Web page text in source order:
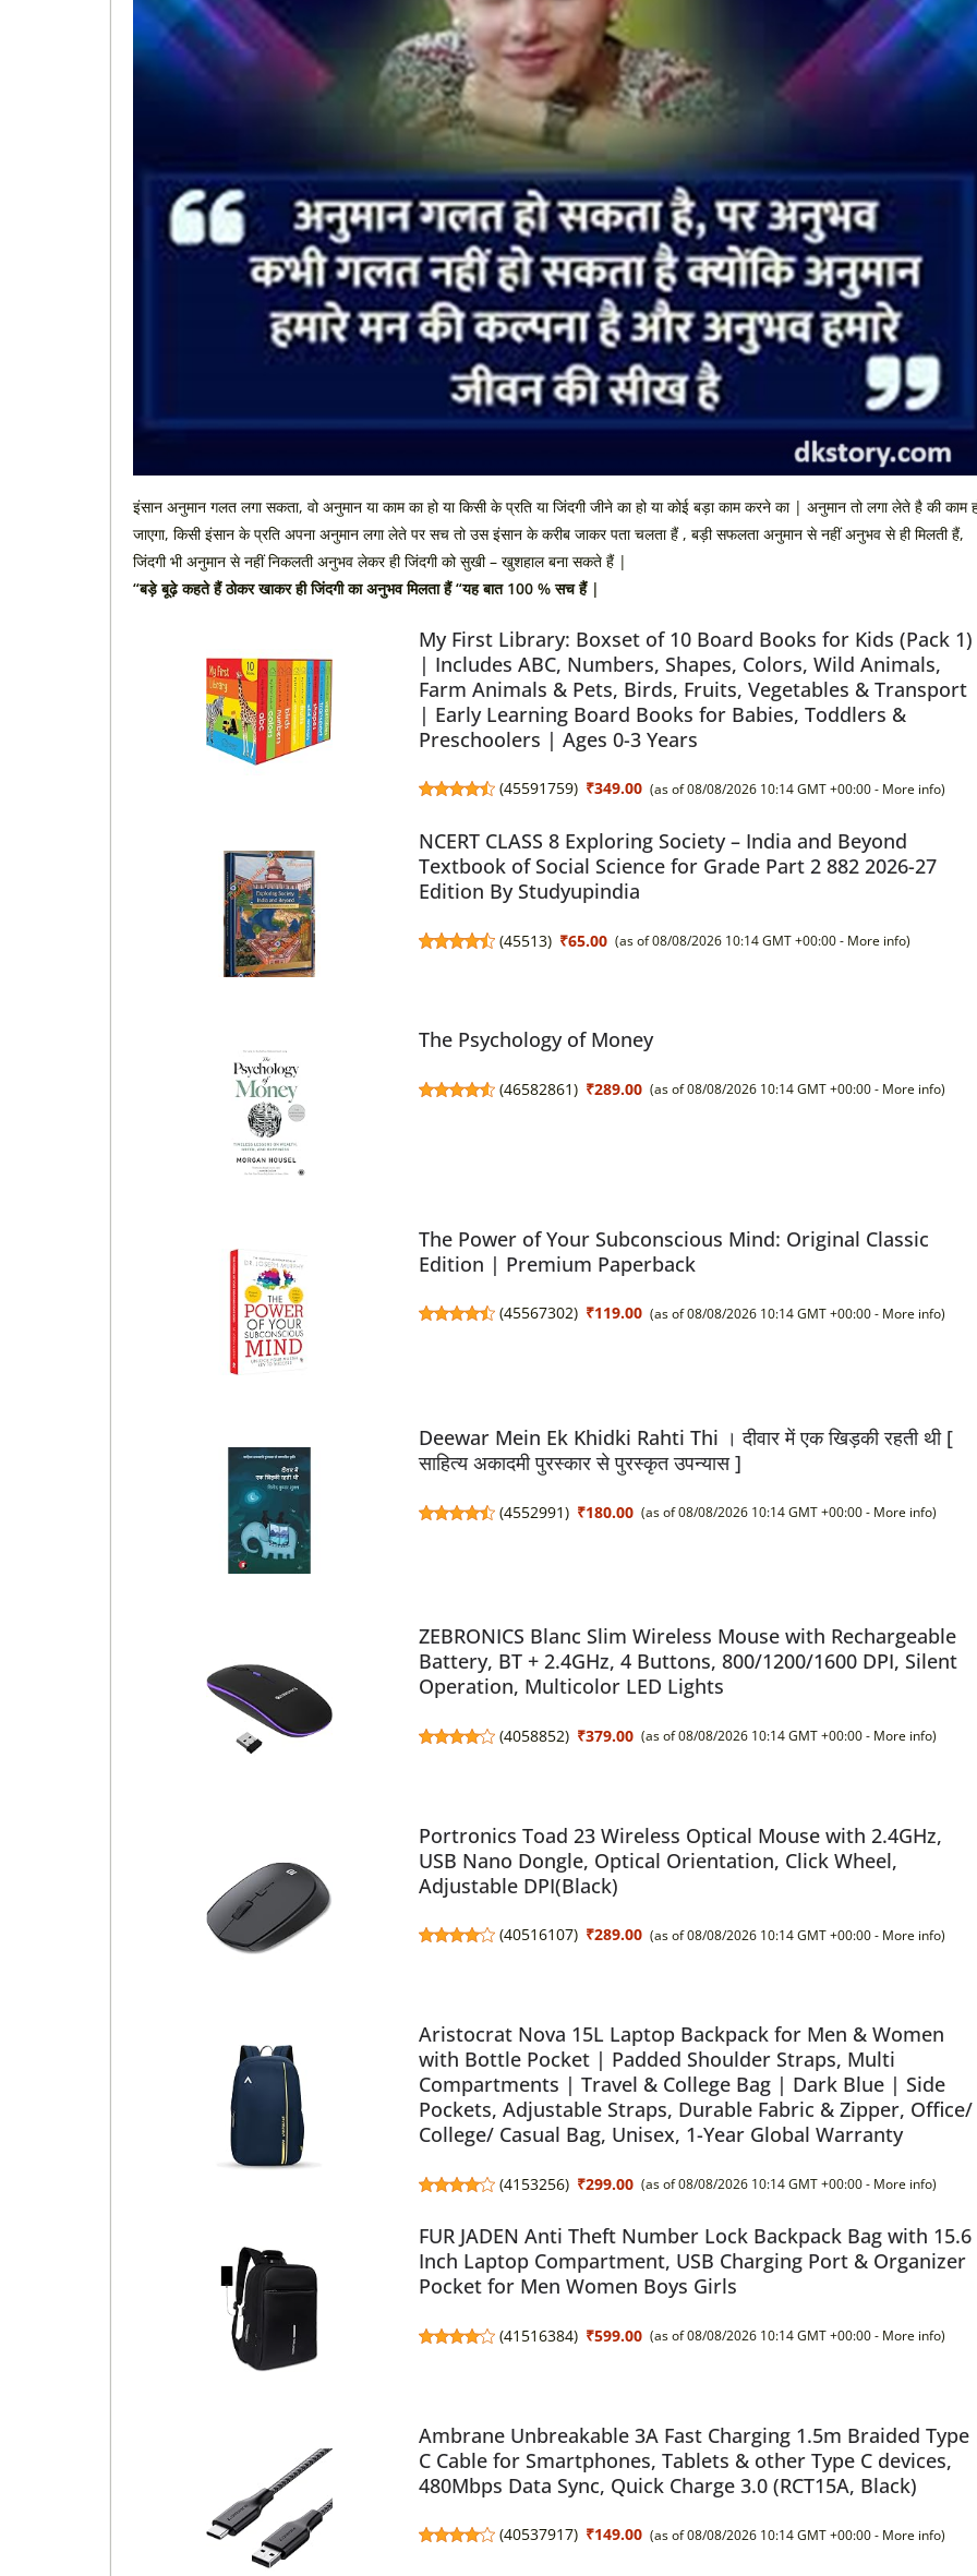
इंसान अनुमान गलत लगा सकता, वो अनुमान या काम का हो या किसी के प्रति या जिंदगी जीने का हो या कोई बड़ा काम करने का | अनुमान तो लगा लेते है की काम
जाएगा, किसी इंसान के प्रति अपना अनुमान लगा लेते पर सच तो उस इंसान के करीब जाकर पता चलता हैं , बड़ी सफलता अनुमान से नहीं अनुभव से ही मिलती हैं,
जिंदगी भी अनुमान से नहीं निकलती अनुभव लेकर ही जिंदगी को सुखी – खुशहाल बना सकते हैं |
“बड़े बूढ़े कहते हैं ठोकर खाकर ही जिंदगी का अनुभव मिलता हैं “यह बात 100 % सच हैं |
My First Library: Boxset of 10 Board Books for Kids (Pack 1)
| Includes ABC, Numbers, Shapes, Colors, Wild Animals,
Farm Animals & Pets, Birds, Fruits, Vegetables & Transport
| Early Learning Board Books for Babies, Toddlers &
Preschoolers | Ages 0-3 Years
(45591759) ₹349.00 (as of 08/08/2026 10:14 GMT +00:00 - More info)
NCERT CLASS 8 Exploring Society – India and Beyond
Textbook of Social Science for Grade Part 2 882 2026-27
Edition By Studyupindia
(45513) ₹65.00 (as of 08/08/2026 10:14 GMT +00:00 - More info)
The Psychology of Money
(46582861) ₹289.00 (as of 08/08/2026 10:14 GMT +00:00 - More info)
The Power of Your Subconscious Mind: Original Classic
Edition | Premium Paperback
(45567302) ₹119.00 (as of 08/08/2026 10:14 GMT +00:00 - More info)
Deewar Mein Ek Khidki Rahti Thi । दीवार में एक खिड़की रहती थी [
साहित्य अकादमी पुरस्कार से पुरस्कृत उपन्यास ]
(4552991) ₹180.00 (as of 08/08/2026 10:14 GMT +00:00 - More info)
ZEBRONICS Blanc Slim Wireless Mouse with Rechargeable
Battery, BT + 2.4GHz, 4 Buttons, 800/1200/1600 DPI, Silent
Operation, Multicolor LED Lights
(4058852) ₹379.00 (as of 08/08/2026 10:14 GMT +00:00 - More info)
Portronics Toad 23 Wireless Optical Mouse with 2.4GHz,
USB Nano Dongle, Optical Orientation, Click Wheel,
Adjustable DPI(Black)
(40516107) ₹289.00 (as of 08/08/2026 10:14 GMT +00:00 - More info)
Aristocrat Nova 15L Laptop Backpack for Men & Women
with Bottle Pocket | Padded Shoulder Straps, Multi
Compartments | Travel & College Bag | Dark Blue | Side
Pockets, Adjustable Straps, Durable Fabric & Zipper, Office/
College/ Casual Bag, Unisex, 1-Year Global Warranty
(4153256) ₹299.00 (as of 08/08/2026 10:14 GMT +00:00 - More info)
FUR JADEN Anti Theft Number Lock Backpack Bag with 15.6
Inch Laptop Compartment, USB Charging Port & Organizer
Pocket for Men Women Boys Girls
(41516384) ₹599.00 (as of 08/08/2026 10:14 GMT +00:00 - More info)
Ambrane Unbreakable 3A Fast Charging 1.5m Braided Type
C Cable for Smartphones, Tablets & other Type C devices,
480Mbps Data Sync, Quick Charge 3.0 (RCT15A, Black)
(40537917) ₹149.00 (as of 08/08/2026 10:14 GMT +00:00 - More info)